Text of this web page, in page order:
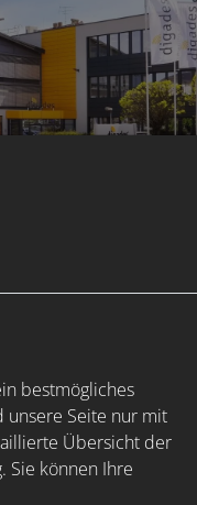
bestmögliches
unsere Seite nur mit
Übersicht der
Sie können Ihre